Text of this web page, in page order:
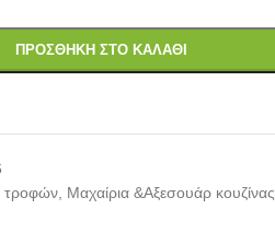
ΠΡΟΣΘΉΚΗ ΣΤΟ ΚΑΛΆΘΙ
τροφών, Μαχαίρια &Αξεσουάρ κουζίνας